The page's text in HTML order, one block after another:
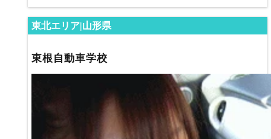
東北エリア|山形県
東根自動車学校